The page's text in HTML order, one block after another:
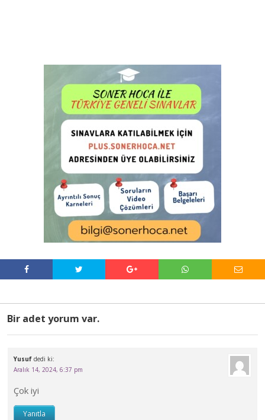
Bir adet yorum var.
Yusuf dedi ki:
Aralık 14, 2024, 6:37 pm
Çok iyi
Yanıtla